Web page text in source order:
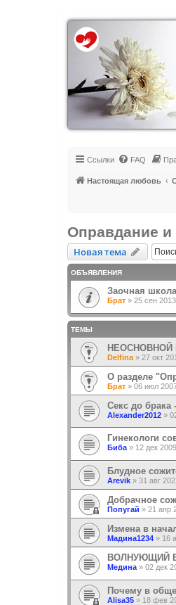
Регистрация
Ссылки FAQ
Настоящая любовь
Оправдание и
Новая тема
Новаятема
ОБЪЯВЛЕНИЯ
Заочная
Брат » 25 сен
ТЕМЫ
НЕОСНОВНОЙ
Delfina » 27 окт
О разделе
Брат » 06 июл
Секс до брака
Alexander2012 »
Гинекологи
Биба » 12 дек
Блудное
Arevik » 31 авг
Добрачное
Попугай » 21 апр
Измена в
Мадина1234 » 16
ВОЛНУЮЩИЙ
Медина » 02 дек
Почему в
Alisa35 » 18 фев